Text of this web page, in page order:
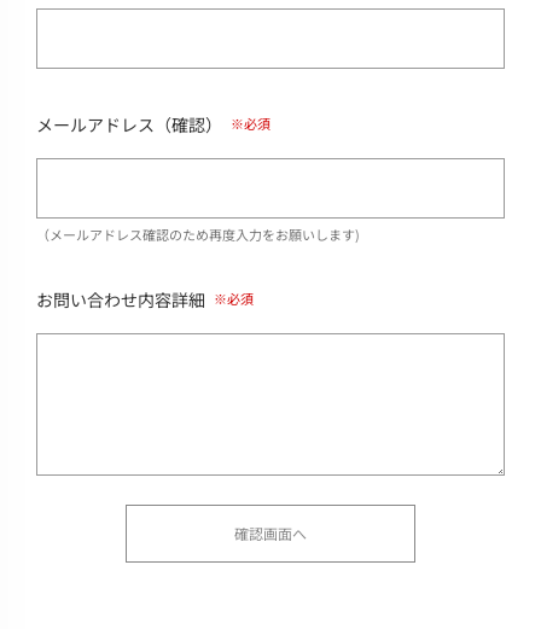
メールアドレス（確認）
（メールアドレス確認のため再度入力をお願いします)
お問い合わせ内容詳細